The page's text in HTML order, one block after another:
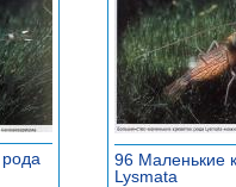
96 Маленькие
Lysmata